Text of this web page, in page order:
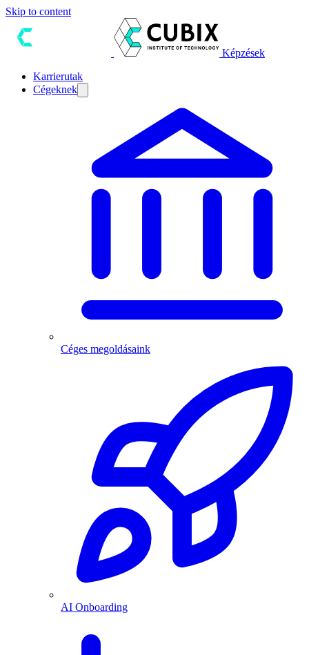
Skip to content
Képzések
Karrierutak
Cégeknek
Céges megoldásaink
AI Onboarding